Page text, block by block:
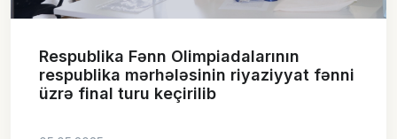
Respublika Fənn Olimpiadalarının
respublika mərhələsinin riyaziyyat fənni
üzrə final turu keçirilib